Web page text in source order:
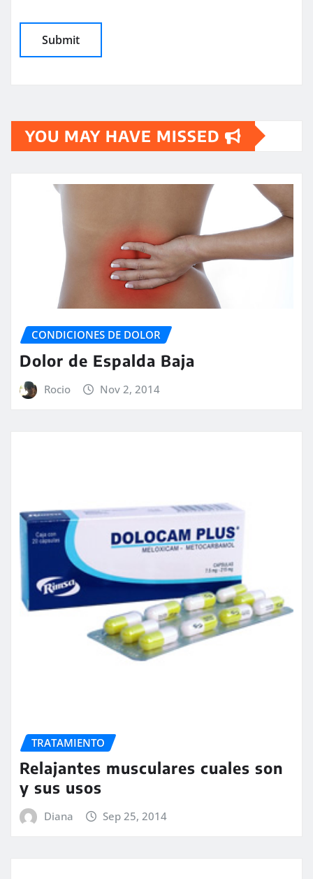
YOU MAY HAVE MISSED
CONDICIONES DE DOLOR
Dolor de Espalda Baja
Rocio Nov 2, 2014
TRATAMIENTO
Relajantes musculares cuales son
y sus usos
Diana Sep 25, 2014